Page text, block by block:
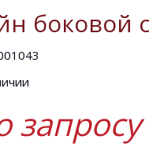
боковой
запросу